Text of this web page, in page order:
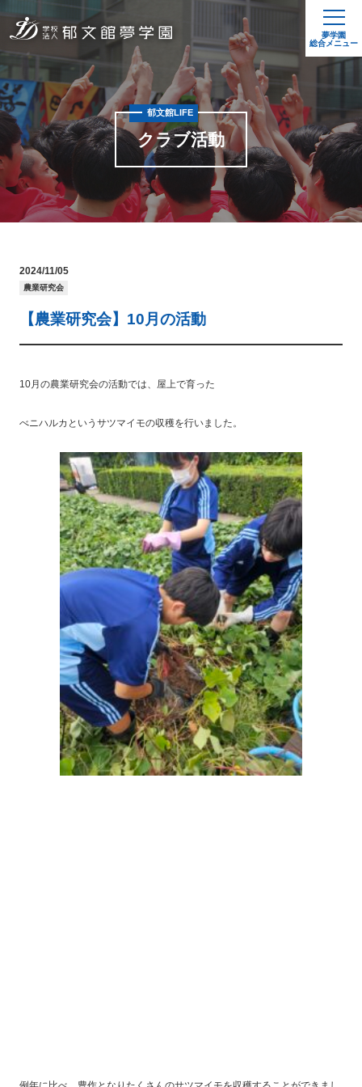
夢学園
総合メニュー
クラブ活動
郁文館LIFE
2024/11/05
農業研究会
【農業研究会】10月の活動
10月の農業研究会の活動では、屋上で育った
べニハルカというサツマイモの収穫を行いました。